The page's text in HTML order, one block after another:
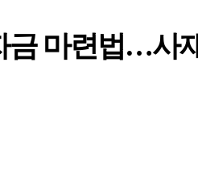
금 마련법…사